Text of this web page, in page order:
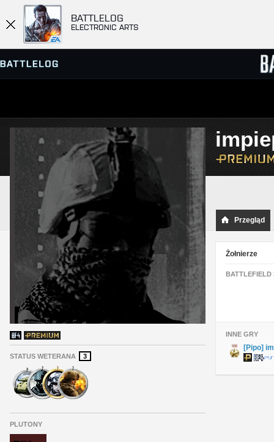
BATTLELOG
ELECTRONIC ARTS
PRZEGLĄDARKA SERWERÓW
STATUS WETERANA 3
PLUTONY
Przegląd
Żołnierze
BATTLEFIELD
INNE GRY
[Pipo]